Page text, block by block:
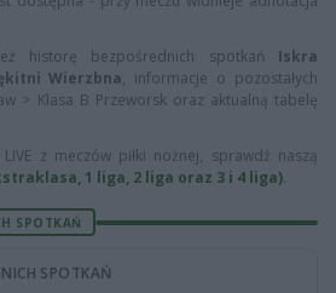
historę bezpośrednich spotkań Iskra
Wierzbna, informacje o pozostałych
> Klasa B Przeworsk oraz aktualną tabelę
z meczów piłki nożnej, sprawdź naszą
1 liga, 2 liga oraz 3 i 4 liga).
SPOTKAŃ
SPOTKAŃ